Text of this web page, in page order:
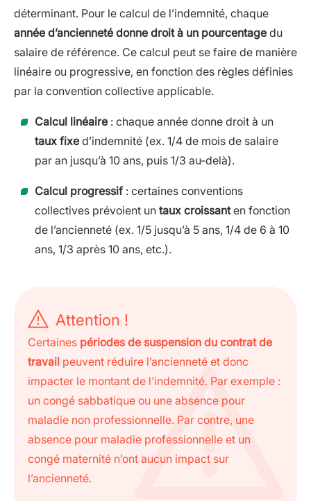
déterminant. Pour le calcul de l’indemnité, chaque
année d’ancienneté donne droit à un pourcentage du
salaire de référence. Ce calcul peut se faire de manière
linéaire ou progressive, en fonction des règles définies
par la convention collective applicable.
Calcul linéaire : chaque année donne droit à un
taux fixe d’indemnité (ex. 1/4 de mois de salaire
par an jusqu’à 10 ans, puis 1/3 au-delà).
Calcul progressif : certaines conventions
collectives prévoient un taux croissanten fonction
de l’ancienneté (ex. 1/5 jusqu’à 5 ans, 1/4 de 6 à 10
ans, 1/3 après 10 ans, etc.).
Attention !
Certaines périodes de suspension du contrat de
travail peuvent réduire l’ancienneté et donc
impacter le montant de l’indemnité. Par exemple :
un congé sabbatique ou une absence pour
maladie non professionnelle. Par contre, une
absence pour maladie professionnelle et un
congé maternité n’ont aucun impact sur
l’ancienneté.